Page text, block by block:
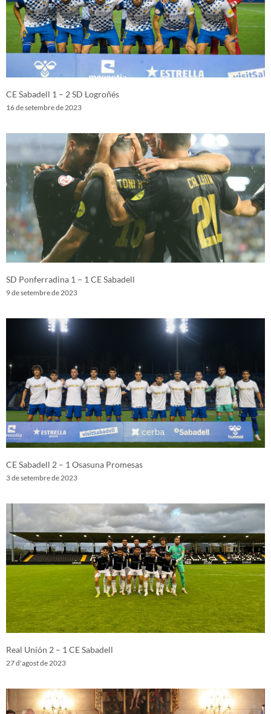
CE Sabadell 1 – 2 SD Logroñés
16 de setembre de 2023
SD Ponferradina 1 – 1 CE Sabadell
9 de setembre de 2023
CE Sabadell 2 – 1 Osasuna Promesas
3 de setembre de 2023
Real Unión 2 – 1 CE Sabadell
27 d'agost de 2023